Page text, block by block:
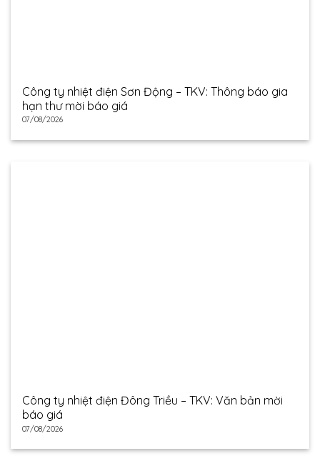
Công ty nhiệt điện Sơn Động – TKV: Thông báo gia
hạn thư mời báo giá
07/08/2026
Công ty nhiệt điện Đông Triều – TKV: Văn bản mời
báo giá
07/08/2026